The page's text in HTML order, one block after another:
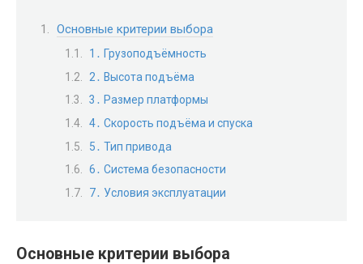
Основные критерии выбора
1․ Грузоподъёмность
2․ Высота подъёма
3․ Размер платформы
4․ Скорость подъёма и спуска
5․ Тип привода
6․ Система безопасности
7․ Условия эксплуатации
Основные критерии выбора